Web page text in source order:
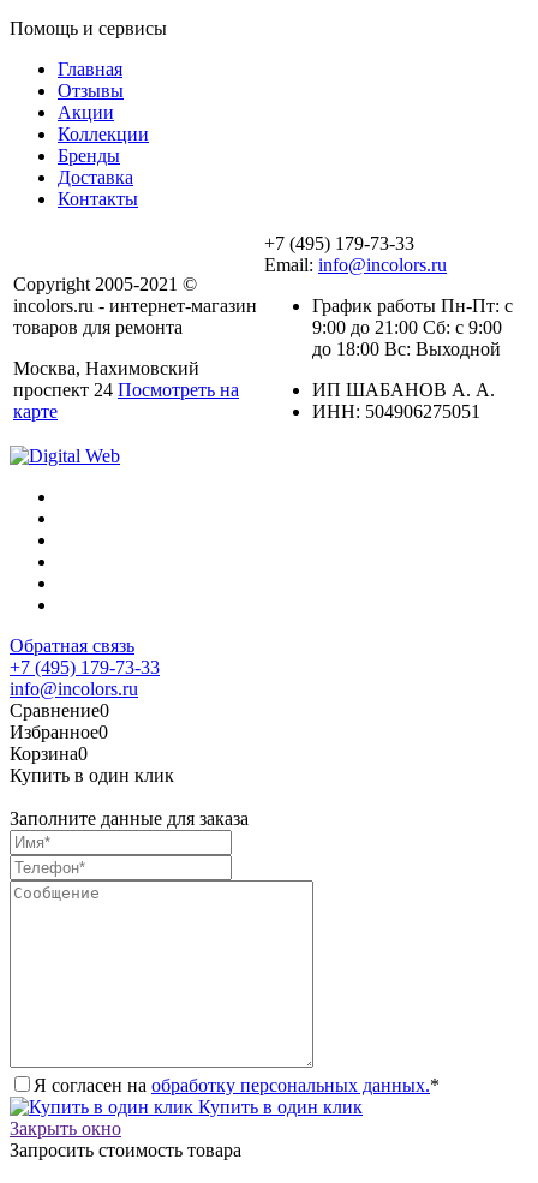
Помощь и сервисы
Главная
Отзывы
Акции
Коллекции
Бренды
Доставка
Контакты
Copyright 2005-2021 ©
incolors.ru - интернет-магазин
товаров для ремонта
Москва, Нахимовский
проспект 24 Посмотреть на
карте
+7 (495) 179-73-33
Email: info@incolors.ru
График работы Пн-Пт: с
9:00 до 21:00 Сб: с 9:00
до 18:00 Вс: Выходной
ИП ШАБАНОВ А. А.
ИНН: 504906275051
Обратная связь
+7 (495) 179-73-33
info@incolors.ru
Сравнение0
Избранное0
Корзина0
Купить в один клик
Заполните данные для заказа
Я согласен на обработку персональных данных.*
Купить в один клик
Закрыть окно
Запросить стоимость товара